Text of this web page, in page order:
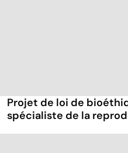
Projet de loi de
spécialiste de la